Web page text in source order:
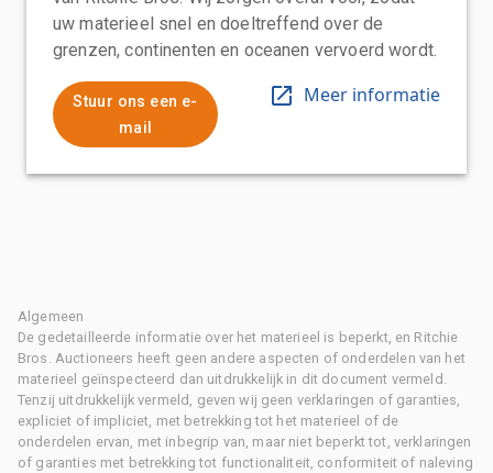
uw materieel snel en doeltreffend over de
grenzen, continenten en oceanen vervoerd wordt.
Stuur ons een e-
mail
Meer informatie
Algemeen
De gedetailleerde informatie over het materieel is beperkt, en Ritchie
Bros. Auctioneers heeft geen andere aspecten of onderdelen van het
materieel geïnspecteerd dan uitdrukkelijk in dit document vermeld.
Tenzij uitdrukkelijk vermeld, geven wij geen verklaringen of garanties,
expliciet of impliciet, met betrekking tot het materieel of de
onderdelen ervan, met inbegrip van, maar niet beperkt tot, verklaringen
of garanties met betrekking tot functionaliteit, conformiteit of naleving